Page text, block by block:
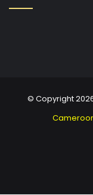
© Copyright